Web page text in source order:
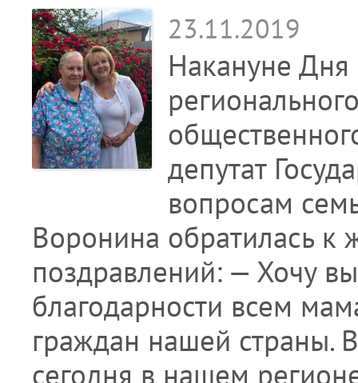
23.11.2019
Накануне Дня
депутат
вопросам
Воронина обратилась
поздравлений: — Хочу
благодарности всем
граждан нашей страны.
сегодня в нашем